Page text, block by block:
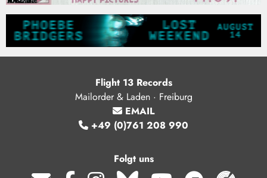
Flight 13 Records
Mailorder & Laden · Freiburg
EMAIL
+49 (0)761 208 990
Folgt uns